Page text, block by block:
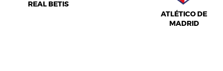
REAL BETIS
ATLÉTICO DE
MADRID